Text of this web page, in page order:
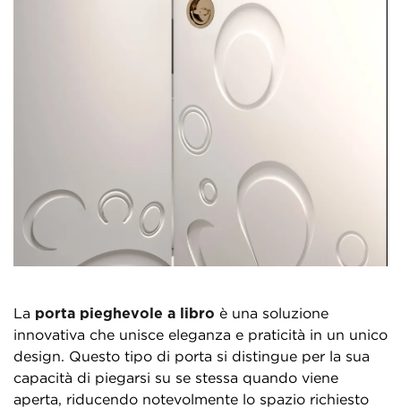
La porta pieghevole a libro è una soluzione
innovativa che unisce eleganza e praticità in un unico
design. Questo tipo di porta si distingue per la sua
capacità di piegarsi su se stessa quando viene
aperta, riducendo notevolmente lo spazio richiesto